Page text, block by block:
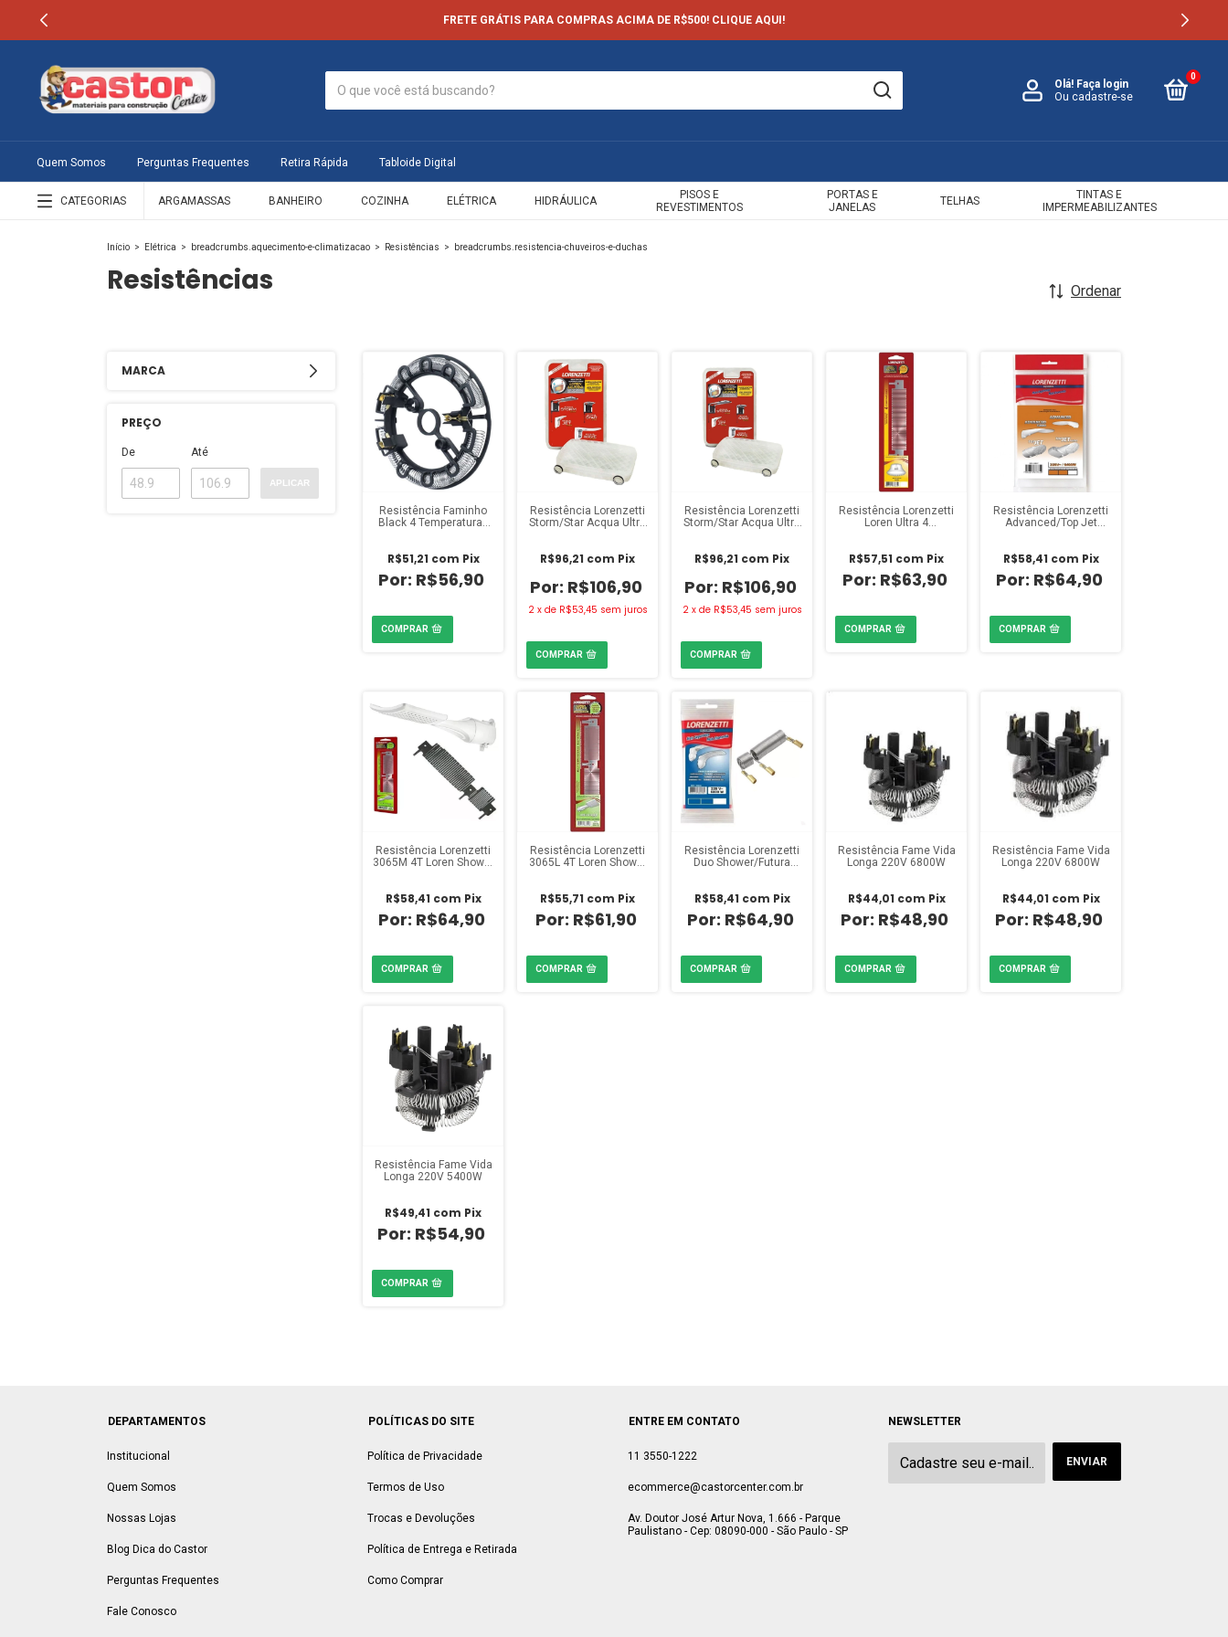
FRETE GRÁTIS PARA COMPRAS ACIMA DE R$500! CLIQUE AQUI!
Olá! Faça login
Ou cadastre-se
0
Quem Somos Perguntas Frequentes Retira Rápida Tabloide Digital
CATEGORIAS ARGAMASSAS BANHEIRO COZINHA ELÉTRICA HIDRÁULICA
PISOS E
REVESTIMENTOS
PORTAS E
JANELAS
TELHAS
TINTAS E
IMPERMEABILIZANTES
Início > Elétrica > breadcrumbs.aquecimento-e-climatizacao > Resistências > breadcrumbs.resistencia-chuveiros-e-duchas
Resistências Ordenar
MARCA
PREÇO
De Até
APLICAR
Resistência Faminho
Black 4 Temperaturas
R$56,90
R$51,21 com Pix
Resistência Lorenzetti
Storm/Star Acqua Ultra
R$106,90
R$96,21 com Pix
2 x de R$53,45 sem juros
Resistência Lorenzetti
Storm/Star Acqua Ultra
R$106,90
R$96,21 com Pix
2 x de R$53,45 sem juros
Resistência Lorenzetti
Loren Ultra 4
R$63,90
R$57,51 com Pix
Resistência Lorenzetti
Advanced/Top Jet
R$64,90
R$58,41 com Pix
Resistência Lorenzetti
3065M 4T Loren Shower
R$64,90
R$58,41 com Pix
Resistência Lorenzetti
3065L 4T Loren Shower
R$61,90
R$55,71 com Pix
Resistência Lorenzetti
Duo Shower/Futura
R$64,90
R$58,41 com Pix
Resistência Fame Vida
Longa 220V 6800W
R$48,90
R$44,01 com Pix
Resistência Fame Vida
Longa 220V 6800W
R$48,90
R$44,01 com Pix
Resistência Fame Vida
Longa 220V 5400W
R$54,90
R$49,41 com Pix
DEPARTAMENTOS
Institucional
Quem Somos
Nossas Lojas
Blog Dica do Castor
Perguntas Frequentes
Fale Conosco
POLÍTICAS DO SITE
Política de Privacidade
Termos de Uso
Trocas e Devoluções
Política de Entrega e Retirada
Como Comprar
ENTRE EM CONTATO
11 3550-1222
ecommerce@castorcenter.com.br
Av. Doutor José Artur Nova, 1.666 - Parque
Paulistano - Cep: 08090-000 - São Paulo - SP
NEWSLETTER